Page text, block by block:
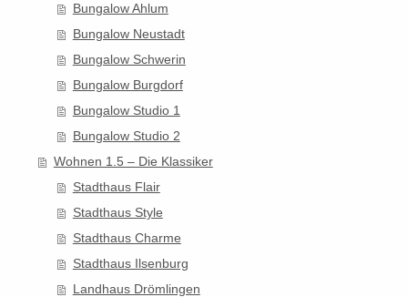
Bungalow Ahlum
Bungalow Neustadt
Bungalow Schwerin
Bungalow Burgdorf
Bungalow Studio 1
Bungalow Studio 2
Wohnen 1.5 – Die Klassiker
Stadthaus Flair
Stadthaus Style
Stadthaus Charme
Stadthaus Ilsenburg
Landhaus Drömlingen